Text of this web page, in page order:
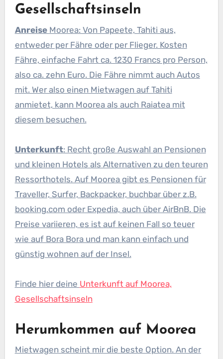
Gesellschaftsinseln
Anreise Moorea: Von Papeete, Tahiti aus,
entweder per Fähre oder per Flieger. Kosten
Fähre, einfache Fahrt ca. 1230 Francs pro Person,
also ca. zehn Euro. Die Fähre nimmt auch Autos
mit. Wer also einen Mietwagen auf Tahiti
anmietet, kann Moorea als auch Raiatea mit
diesem besuchen.
Unterkunft: Recht große Auswahl an Pensionen
und kleinen Hotels als Alternativen zu den teuren
Ressorthotels. Auf Moorea gibt es Pensionen für
Traveller, Surfer, Backpacker, buchbar über z.B.
booking.com oder Expedia, auch über AirBnB. Die
Preise variieren, es ist auf keinen Fall so teuer
wie auf Bora Bora und man kann einfach und
günstig wohnen auf der Insel.
Finde hier deine Unterkunft auf Moorea,
Gesellschaftsinseln
Herumkommen auf Moorea
Mietwagen scheint mir die beste Option. An der